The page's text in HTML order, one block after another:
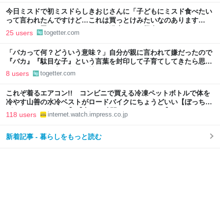
今日ミスドで初ミスドらしきおじさんに「子どもにミスド食べたい
って言われたんですけど…これは買っとけみたいなのあります
か…？」と尋ねられるイベントが発生して、興奮した
25 users togetter.com
「バカって何？どういう意味？」自分が親に言われて嫌だったので
『バカ』『駄目な子』という言葉を封印して子育てしてきたら思わ
ぬ事態に←この育児方針に賛否集まる
8 users togetter.com
これぞ着るエアコン!! コンビニで買える冷凍ペットボトルで体を
冷やす山善の水冷ベストがロードバイクにちょうどいい【ぼっち・
ざ・ろーど！その14】【空いた時間でなにしてる？】
118 users internet.watch.impress.co.jp
新着記事 - 暮らしをもっと読む